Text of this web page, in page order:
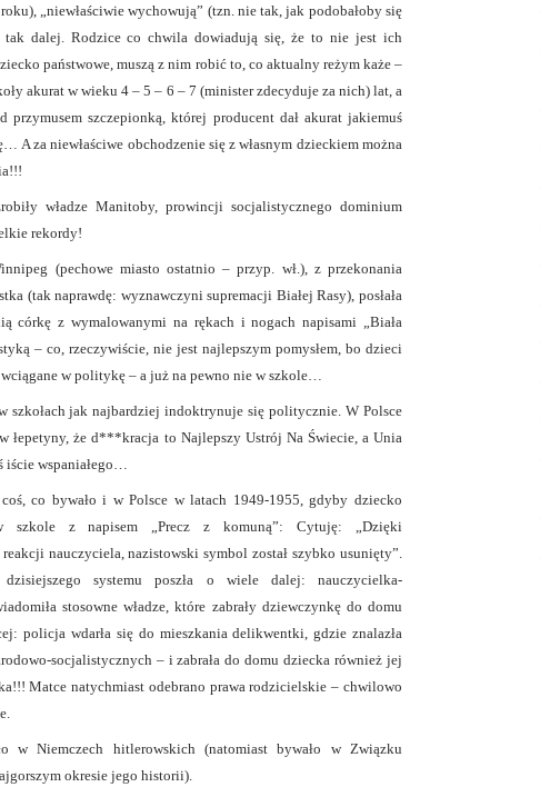
„niewłaściwie wychowują” (tzn. nie tak, jak podobałoby się
dalej. Rodzice co chwila dowiadują się, że to nie jest ich
państwowe, muszą z nim robić to, co aktualny reżym każe –
akurat w wieku 4 – 5 – 6 – 7 (minister zdecyduje za nich) lat, a
przymusem szczepionką, której producent dał akurat jakiemuś
A za niewłaściwe obchodzenie się z własnym dzieckiem można
władze Manitoby, prowincji socjalistycznego dominium
rekordy!
(pechowe miasto ostatnio – przyp. wł.), z przekonania
(tak naprawdę: wyznawczyni supremacji Białej Rasy), posłała
córkę z wymalowanymi na rękach i nogach napisami „Biała
– co, rzeczywiście, nie jest najlepszym pomysłem, bo dzieci
w politykę – a już na pewno nie w szkole…
szkołach jak najbardziej indoktrynuje się politycznie. W Polsce
łepetyny, że d***kracja to Najlepszy Ustrój Na Świecie, a Unia
wspaniałego…
co bywało i w Polsce w latach 1949-1955, gdyby dziecko
szkole z napisem „Precz z komuną”: Cytuję: „Dzięki
nauczyciela, nazistowski symbol został szybko usunięty”.
dzisiejszego systemu poszła o wiele dalej: nauczycielka-
stosowne władze, które zabrały dziewczynkę do domu
policja wdarła się do mieszkania delikwentki, gdzie znalazła
socjalistycznych – i zabrała do domu dziecka również jej
Matce natychmiast odebrano prawa rodzicielskie – chwilowo
w Niemczech hitlerowskich (natomiast bywało w Związku
okresie jego historii).